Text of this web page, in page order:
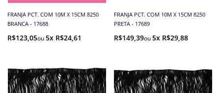
FRANJA PCT. COM 10M X 15CM 8250
BRANCA - 17688
R$123,05 5x R$24,61
FRANJA PCT. COM 10M X 15CM 8250
PRETA - 17689
R$149,39 5x R$29,88